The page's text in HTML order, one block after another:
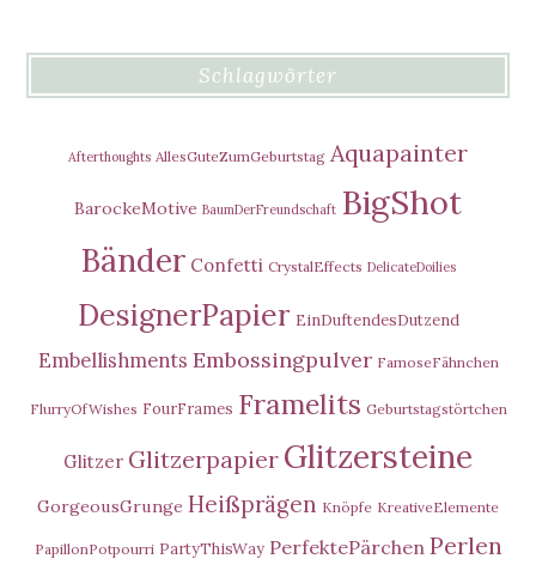
Schlagwörter
Afterthoughts AllesGuteZumGeburtstag Aquapainter
BarockeMotive BaumDerFreundschaft BigShot
Bänder Confetti CrystalEffects DelicateDoilies
DesignerPapier EinDuftendesDutzend
Embellishments Embossingpulver FamoseFähnchen
FlurryOfWishes FourFrames Framelits Geburtstagstörtchen
Glitzer Glitzerpapier Glitzersteine
GorgeousGrunge Heißprägen Knöpfe KreativeElemente
PapillonPotpourri PartyThisWay PerfektePärchen Perlen